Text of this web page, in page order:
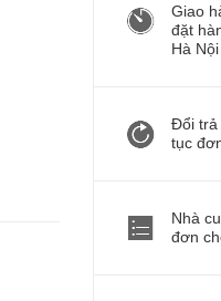
Giao
đặt
Hà
Đổi trả
tục
Nhà
đơn